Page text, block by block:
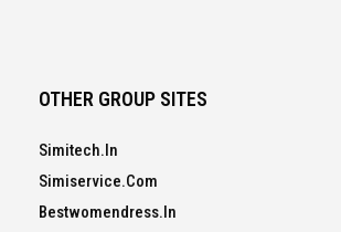
OTHER GROUP SITES
Simitech.in
Simiservice.com
Bestwomendress.in